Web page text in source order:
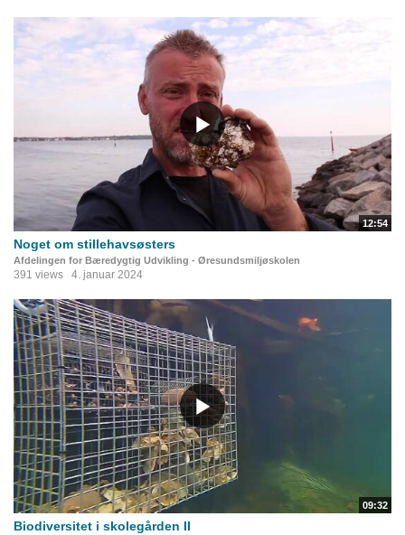
12:54
Noget om stillehavsøsters
Afdelingen for Bæredygtig Udvikling - Øresundsmiljøskolen
391 views 4. januar 2024
09:32
Biodiversitet i skolegården II